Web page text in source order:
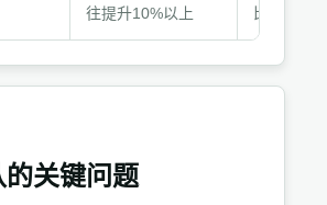
往提升10%以上
比数据
关键问题